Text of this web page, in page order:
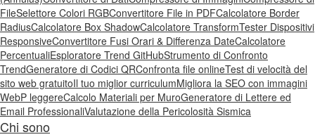
FileSelettore Colori RGBConvertitore File in PDFCalcolatore Border
RadiusCalcolatore Box ShadowCalcolatore TransformTester Dispositivi
ResponsiveConvertitore Fusi Orari & Differenza DateCalcolatore
PercentualiEsploratore Trend GitHubStrumento di Confronto
TrendGeneratore di Codici QRConfronta file onlineTest di velocità del
sito web gratuitoIl tuo miglior curriculumMigliora la SEO con immagini
WebP leggereCalcolo Materiali per MuroGeneratore di Lettere ed
Email ProfessionaliValutazione della Pericolosità Sismica
Chi sono